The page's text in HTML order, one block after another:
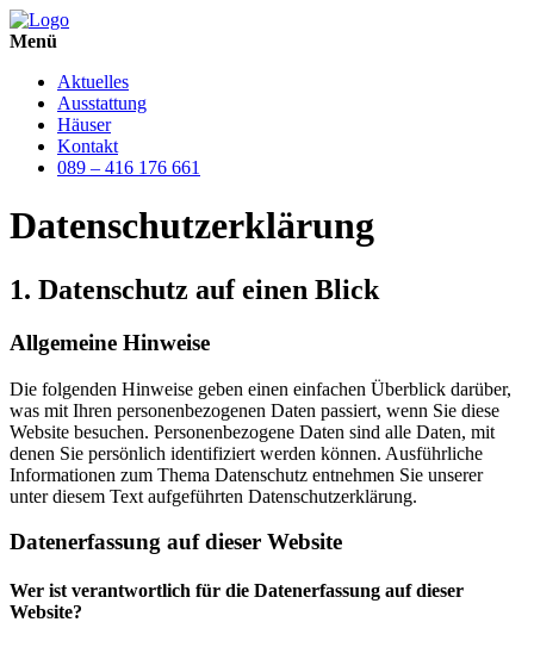
Menü
Aktuelles
Ausstattung
Häuser
Kontakt
089 – 416 176 661
Datenschutz­erklärung
1. Datenschutz auf einen Blick
Allgemeine Hinweise
Die folgenden Hinweise geben einen einfachen Überblick darüber,
was mit Ihren personenbezogenen Daten passiert, wenn Sie diese
Website besuchen. Personenbezogene Daten sind alle Daten, mit
denen Sie persönlich identifiziert werden können. Ausführliche
Informationen zum Thema Datenschutz entnehmen Sie unserer
unter diesem Text aufgeführten Datenschutzerklärung.
Datenerfassung auf dieser Website
Wer ist verantwortlich für die Datenerfassung auf dieser
Website?